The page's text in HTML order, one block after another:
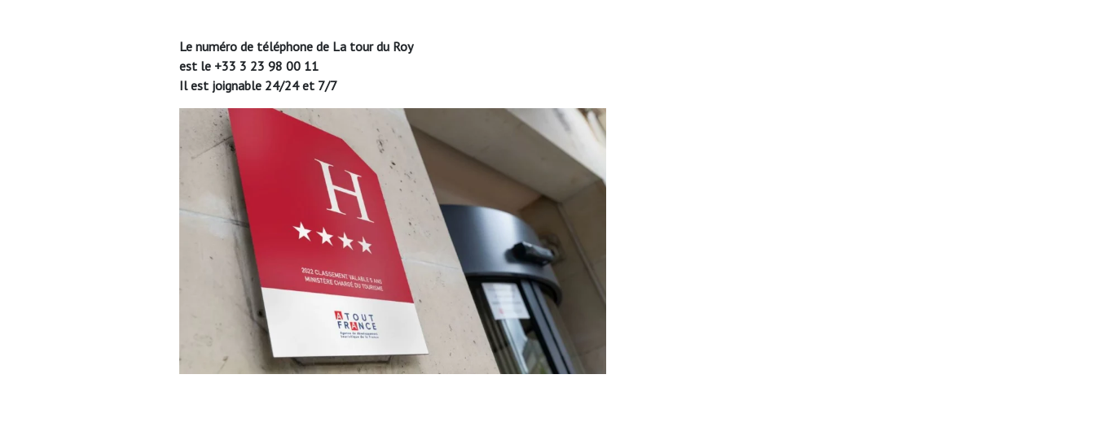
Le numéro de téléphone de La tour du Roy
est le +33 3 23 98 00 11
Il est joignable 24/24 et 7/7